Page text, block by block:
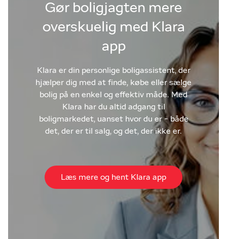
Gør boligjagten mere
overskuelig med Klara
app
Klara er din personlige boligassistent, der
hjælper dig med at finde, købe eller sælge
bolig på en enkel og effektiv måde. Med
Klara har du altid adgang til
boligmarkedet, uanset hvor du er - både
det, der er til salg, og det, der ikke er.
Læs mere og hent Klara app